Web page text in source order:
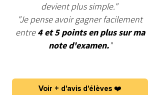
devient plus simple."
"Je pense avoir gagner facilement
entre4 et 5 points en plus sur ma
note d'examen."
Voir + d'avis d'élèves ❤️